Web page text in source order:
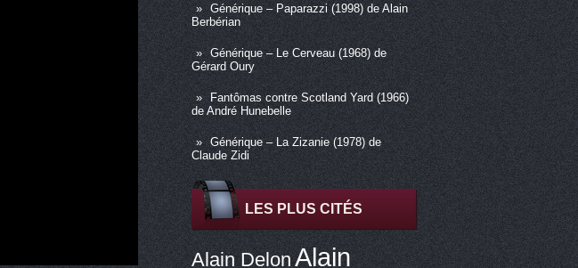
Générique – Paparazzi (1998) de Alain
Berbérian
Générique – Le Cerveau (1968) de
Gérard Oury
Fantômas contre Scotland Yard (1966)
de André Hunebelle
Générique – La Zizanie (1978) de
Claude Zidi
LES PLUS CITÉS
Alain DelonAlain